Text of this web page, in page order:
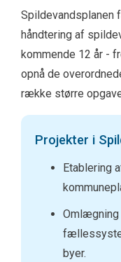
Spildevandsplanen
håndtering af
kommende 12 år -
opnå de
række større
Projekter i
Etablering
byer.